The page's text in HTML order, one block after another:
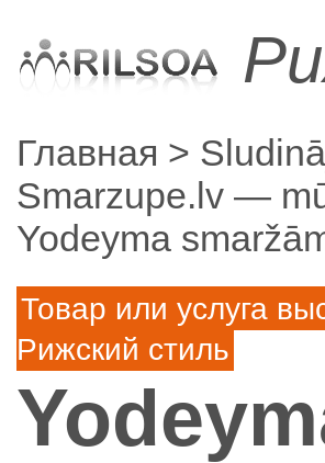
Главная
Smarzupe.lv —
Yodeyma
Товар или услуга
Рижский стиль